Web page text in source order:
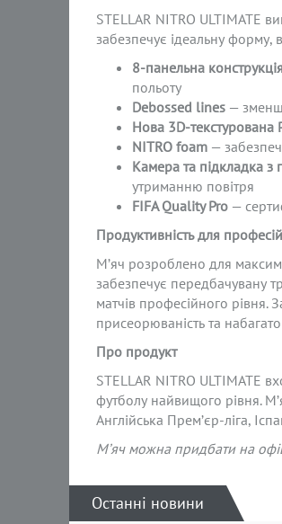
STELLAR NITRO ULTIMATE
забезпечує ідеальну форму,
8-панельна конструкція
польоту
Debossed lines —
Нова 3D-текстурована
NITRO foam —
Камера та підкладка з
утриманню повітря
FIFAQualityPro —
Продуктивність для
М’яч розроблено для
забезпечує передбачувану
матчів професійного рівня.
присеорюваність та
Про продукт
STELLAR NITRO ULTIMATE
футболу найвищого рівня.
Англійська Прем’єр-ліга,
М’яч можна придбати на
Останні новини